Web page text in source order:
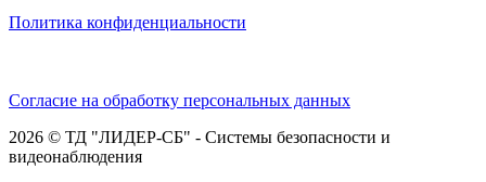
Политика конфиденциальности
Согласие на обработку персональных данных
2026 © ТД "ЛИДЕР-СБ" - Системы безопасности и
видеонаблюдения